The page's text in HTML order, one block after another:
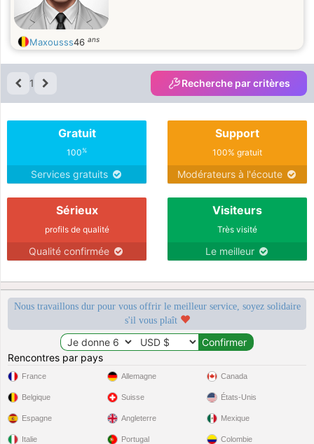
Maxousss46 ans
1 Recherche par critères
Gratuit
100%
Services gratuits
Support
100% gratuit
Modérateurs à l'écoute
Sérieux
profils de qualité
Qualité confirmée
Visiteurs
Très visité
Le meilleur
Nous travaillons dur pour vous offrir le meilleur service, soyez solidaire
s'il vous plaît
Rencontres par pays
France
Belgique
Espagne
Italie
Allemagne
Suisse
Angleterre
Portugal
Canada
États-Unis
Mexique
Colombie